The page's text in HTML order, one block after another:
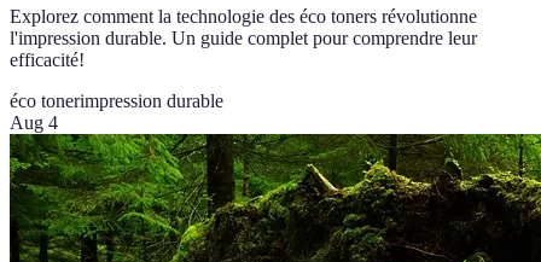
Explorez comment la technologie des éco toners révolutionne
l'impression durable. Un guide complet pour comprendre leur
efficacité!
éco tonerimpression durable
Aug 4